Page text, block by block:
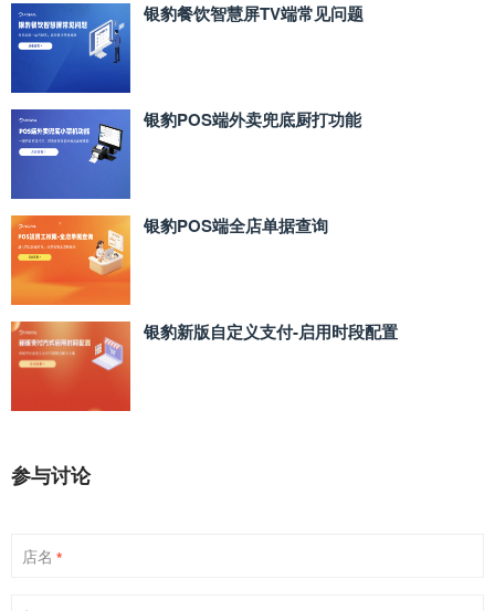
银豹餐饮智慧屏TV端常见问题
银豹POS端外卖兜底厨打功能
银豹POS端全店单据查询
银豹新版自定义支付‑启用时段配置
参与讨论
店名 *